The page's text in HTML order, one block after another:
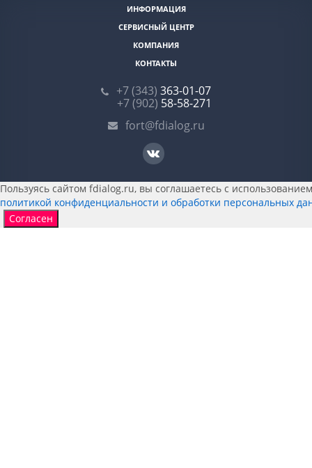
ИНФОРМАЦИЯ
СЕРВИСНЫЙ ЦЕНТР
КОМПАНИЯ
КОНТАКТЫ
+7 (343) 363-01-07
+7 (902) 58-58-271
fort@fdialog.ru
Пользуясь сайтом fdialog.ru, вы соглашаетесь с
политикой конфиденциальности и обработки персональных
Согласен